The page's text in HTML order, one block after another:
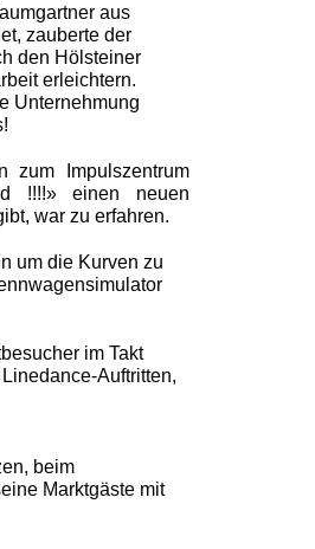
aus
zauberte der
den Hölsteiner
erleichtern.
Unternehmung
zum Impulszentrum
!!!!» einen neuen
war zu erfahren.
um die Kurven zu
im Takt
Auftritten,
beim
Marktgäste mit